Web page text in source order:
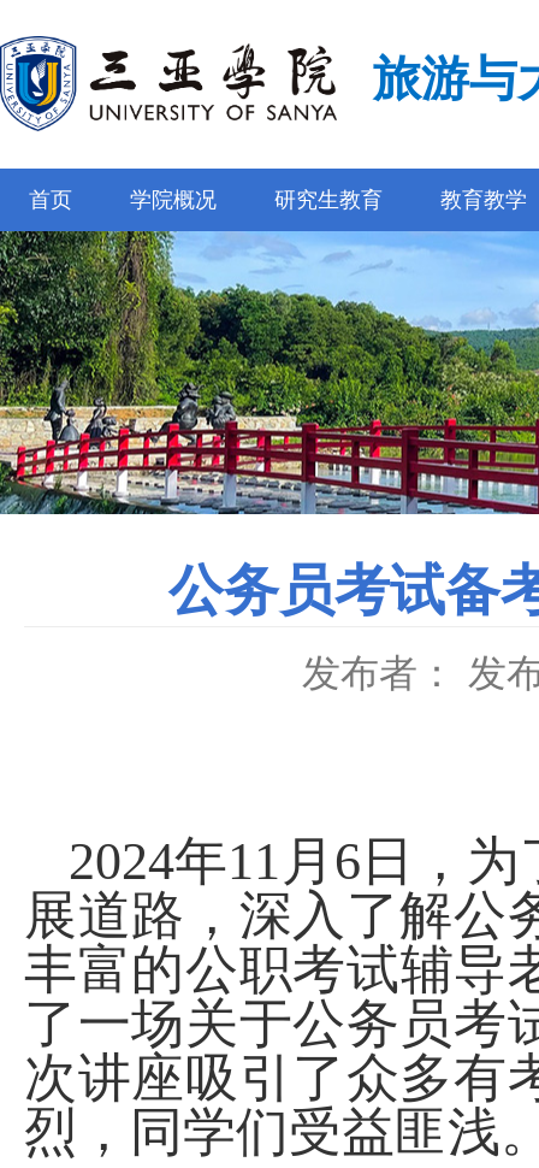
旅游与
首页 学院概况 研究生教育 教育教学
公务员考试备
发布者： 发
2024年11 月 6 日，
展道路，深入了解公
丰富的公职考试辅导
了一场关于公务员考
次讲座吸引了众多有
烈，同学们受益匪浅